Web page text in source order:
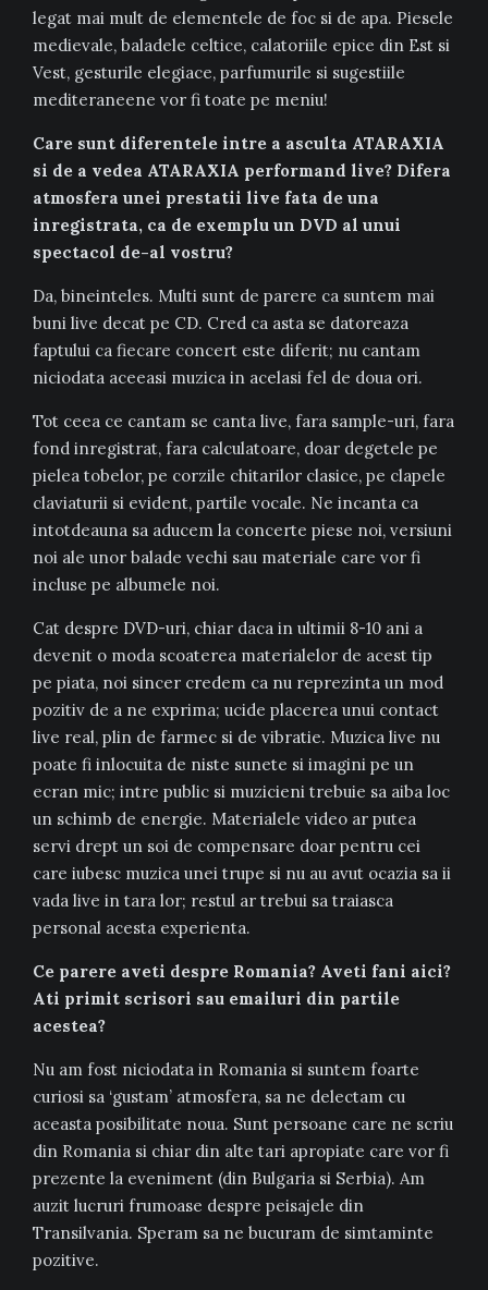
legat mai mult de elementele de foc si de apa. Piesele
medievale, baladele celtice, calatoriile epice din Est si
Vest, gesturile elegiace, parfumurile si sugestiile
mediteraneene vor fi toate pe meniu!
Care sunt diferentele intre a asculta ATARAXIA
si de a vedea ATARAXIA performand live? Difera
atmosfera unei prestatii live fata de una
inregistrata, ca de exemplu un DVD al unui
spectacol de-al vostru?
Da, bineinteles. Multi sunt de parere ca suntem mai
buni live decat pe CD. Cred ca asta se datoreaza
faptului ca fiecare concert este diferit; nu cantam
niciodata aceeasi muzica in acelasi fel de doua ori.
Tot ceea ce cantam se canta live, fara sample-uri, fara
fond inregistrat, fara calculatoare, doar degetele pe
pielea tobelor, pe corzile chitarilor clasice, pe clapele
claviaturii si evident, partile vocale. Ne incanta ca
intotdeauna sa aducem la concerte piese noi, versiuni
noi ale unor balade vechi sau materiale care vor fi
incluse pe albumele noi.
Cat despre DVD-uri, chiar daca in ultimii 8-10 ani a
devenit o moda scoaterea materialelor de acest tip
pe piata, noi sincer credem ca nu reprezinta un mod
pozitiv de a ne exprima; ucide placerea unui contact
live real, plin de farmec si de vibratie. Muzica live nu
poate fi inlocuita de niste sunete si imagini pe un
ecran mic; intre public si muzicieni trebuie sa aiba loc
un schimb de energie. Materialele video ar putea
servi drept un soi de compensare doar pentru cei
care iubesc muzica unei trupe si nu au avut ocazia sa ii
vada live in tara lor; restul ar trebui sa traiasca
personal acesta experienta.
Ce parere aveti despre Romania? Aveti fani aici?
Ati primit scrisori sau emailuri din partile
acestea?
Nu am fost niciodata in Romania si suntem foarte
curiosi sa ‘gustam’ atmosfera, sa ne delectam cu
aceasta posibilitate noua. Sunt persoane care ne scriu
din Romania si chiar din alte tari apropiate care vor fi
prezente la eveniment (din Bulgaria si Serbia). Am
auzit lucruri frumoase despre peisajele din
Transilvania. Speram sa ne bucuram de simtaminte
pozitive.